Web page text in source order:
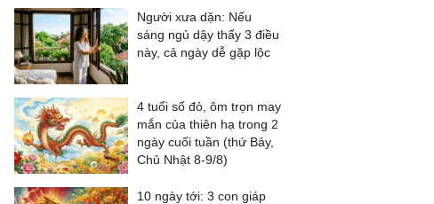
Người xưa dặn: Nếu
sáng ngủ dậy thấy 3 điều
này, cả ngày dễ gặp lộc
4 tuổi số đỏ, ôm trọn may
mắn của thiên hạ trong 2
ngày cuối tuần (thứ Bảy,
Chủ Nhật 8-9/8)
10 ngày tới: 3 con giáp